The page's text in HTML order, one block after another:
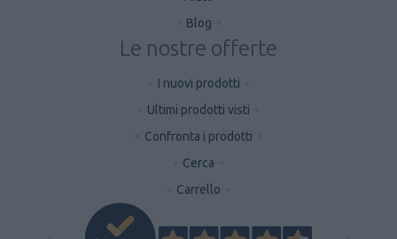
Blog
Le nostre offerte
I nuovi prodotti
Ultimi prodotti visti
Confronta i prodotti
Cerca
Carrello